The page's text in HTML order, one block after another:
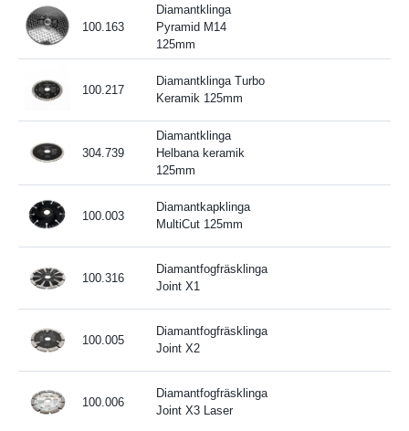
100.163
Diamantklinga
Pyramid M14
125mm
100.217
Diamantklinga Turbo
Keramik 125mm
304.739
Diamantklinga
Helbana keramik
125mm
100.003
Diamantkapklinga
MultiCut 125mm
100.316
Diamantfogfräsklinga
Joint X1
100.005
Diamantfogfräsklinga
Joint X2
100.006
Diamantfogfräsklinga
Joint X3 Laser